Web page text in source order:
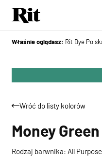
Właśnie oglądasz: Rit Dye
Wróć do listy kolorów
Money Green
Rodzaj barwnika: All